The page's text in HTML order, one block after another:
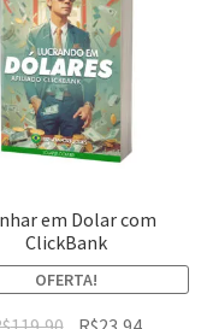
em Dolar com
ClickBank
OFERTA!